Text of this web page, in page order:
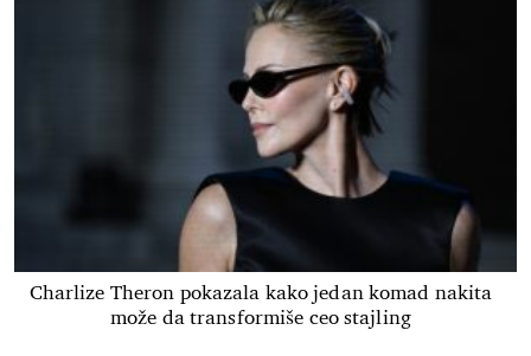
Charlize Theron pokazala kako jedan komad nakita
može da transformiše ceo stajling